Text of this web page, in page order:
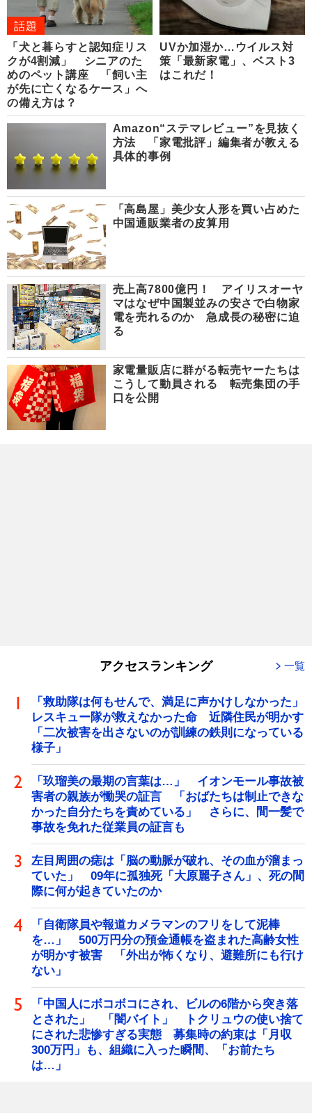
話題
「犬と暮らすと認知症リス
クが4割減」 シニアのた
めのペット講座 「飼い主
が先に亡くなるケース」へ
の備え方は？
UVか加湿か…ウイルス対
策「最新家電」、ベスト3
はこれだ！
Amazon“ステマレビュー”を見抜く
方法 「家電批評」編集者が教える
具体的事例
「高島屋」美少女人形を買い占めた
中国通販業者の皮算用
売上高7800億円！ アイリスオーヤ
マはなぜ中国製並みの安さで白物家
電を売れるのか 急成長の秘密に迫
る
家電量販店に群がる転売ヤーたちは
こうして動員される 転売集団の手
口を公開
アクセスランキング 一覧
「救助隊は何もせんで、満足に声かけしなかった」
レスキュー隊が救えなかった命 近隣住民が明かす
「二次被害を出さないのが訓練の鉄則になっている
様子」
「玖瑠美の最期の言葉は…」 イオンモール事故被
害者の親族が慟哭の証言 「おばたちは制止できな
かった自分たちを責めている」 さらに、間一髪で
事故を免れた従業員の証言も
左目周囲の痣は「脳の動脈が破れ、その血が溜まっ
ていた」 09年に孤独死「大原麗子さん」、死の間
際に何が起きていたのか
「自衛隊員や報道カメラマンのフリをして泥棒
を…」 500万円分の預金通帳を盗まれた高齢女性
が明かす被害 「外出が怖くなり、避難所にも行け
ない」
「中国人にボコボコにされ、ビルの6階から突き落
とされた」 「闇バイト」 トクリュウの使い捨て
にされた悲惨すぎる実態 募集時の約束は「月収
300万円」も、組織に入った瞬間、「お前たち
は…」